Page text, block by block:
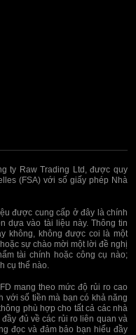
ty Raw Trading Ltd, được quy
(FSA) với số giấy phép Nhà
được cung cấp ở đây là chính
dựa vào tài liệu này. Thông tin
không, không được coi là một
sự chào mời một lời đề nghị
tài chính hoặc công cụ nào;
cụ thể nào.
mang theo mức độ rủi ro cao
với số tiền mà bạn có khả năng
phù hợp cho tất cả các nhà
đủ về các rủi ro liên quan và
đọc và đảm bảo bạn hiểu đầy